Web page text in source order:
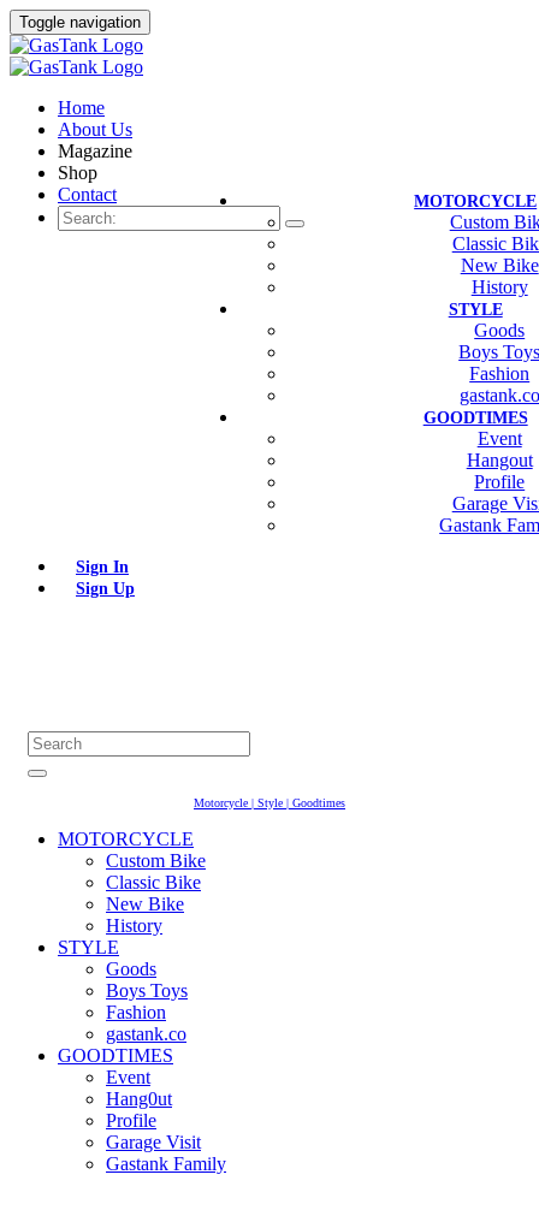
Toggle navigation
Home
About Us
Magazine
Shop
Contact
MOTORCYCLE
Custom
Classic
New Bike
History
STYLE
Goods
Boys
Fashion
gastank.co
GOODTIMES
Event
Hangout
Profile
Garage
Gastank
Sign In
Sign Up
Motorcycle | Style | Goodtimes
MOTORCYCLE
Custom Bike
Classic Bike
New Bike
History
STYLE
Goods
Boys Toys
Fashion
gastank.co
GOODTIMES
Event
Hang0ut
Profile
Garage Visit
Gastank Family